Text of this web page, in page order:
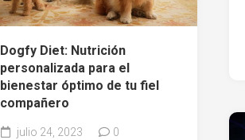
Dogfy Diet: Nutrición
personalizada para el
bienestar óptimo de tu fiel
compañero
julio 24, 2023 0